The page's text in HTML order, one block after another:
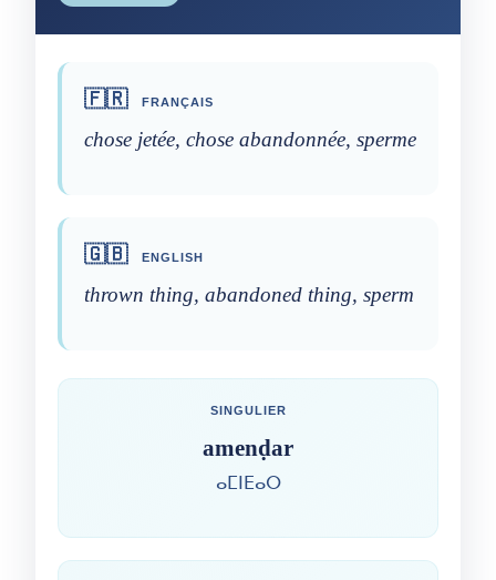
🇫🇷 FRANÇAIS
chose jetée, chose abandonnée, sperme
🇬🇧 ENGLISH
thrown thing, abandoned thing, sperm
SINGULIER
amenḍar
ⴰⵎⵏⴹⴰⵔ